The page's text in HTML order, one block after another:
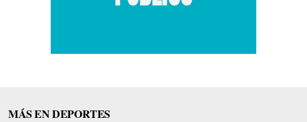
MÁS EN DEPORTES